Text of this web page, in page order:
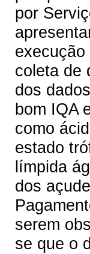
por
coleta de
dos
bom IQA
como
estado
límpida
dos
serem
se que o